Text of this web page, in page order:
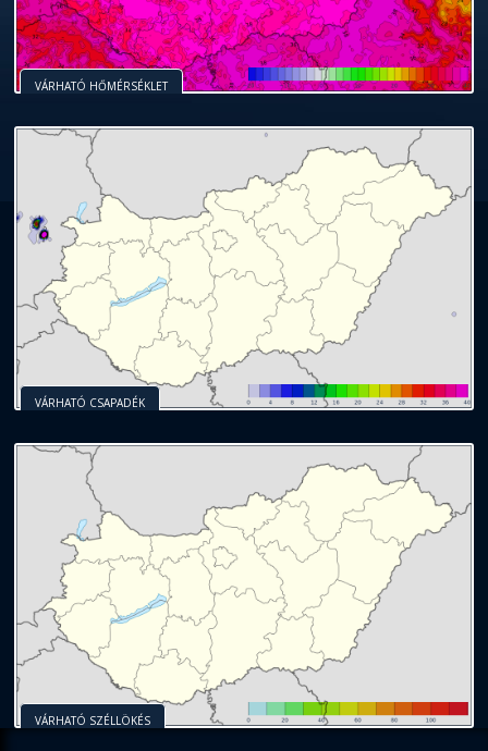
VÁRHATÓ HŐMÉRSÉKLET
VÁRHATÓ CSAPADÉK
VÁRHATÓ SZÉLLÖKÉS